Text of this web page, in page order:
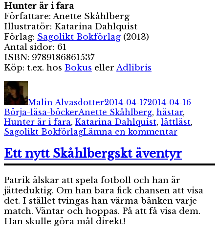
Hunter är i fara
Författare: Anette Skåhlberg
Illustratör: Katarina Dahlquist
Förlag: Sagolikt Bokförlag (2013)
Antal sidor: 61
ISBN: 9789186861537
Köp: t.ex. hos Bokus eller Adlibris
Författare
Malin Alvasdotter2014-04-172014-04-16
Börja-läsa-böckerEtiketter
Anette Skåhlberg, hästar,
Hunter är i fara, Katarina Dahlquist, lättläst,
Sagolikt BokförlagLämna en kommentartill
är
i
Ett nytt Skåhlbergskt äventyr
Patrik älskar att spela fotboll och han är
jätteduktig. Om han bara fick chansen att visa
det. I stället tvingas han värma bänken varje
match. Väntar och hoppas. På att få visa dem.
Han skulle göra mål direkt!